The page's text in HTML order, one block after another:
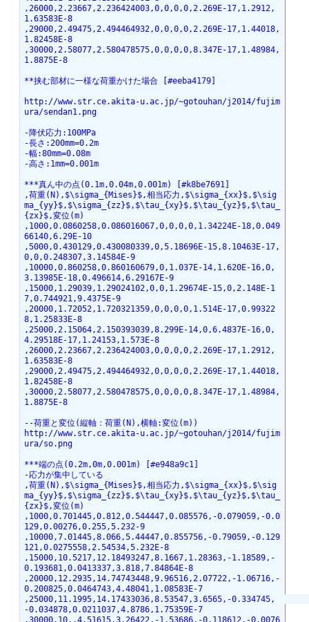
,26000,2.23667,2.236424003,0,0,0,0,2.269E-17,1.2912,
1.63583E-8
,29000,2.49475,2.494464932,0,0,0,0,2.269E-17,1.44018,
1.82458E-8
,30000,2.58077,2.580478575,0,0,0,0,8.347E-17,1.48984,
1.8875E-8
**挟む部材に一様な荷重かけた場合 [#eeba4179]
http://www.str.ce.akita-u.ac.jp/~gotouhan/j2014/fujim
ura/sendan1.png
-降伏応力:100MPa
-長さ:200mm=0.2m
-幅:80mm=0.08m
-高さ:1mm=0.001m
***真ん中の点(0.1m,0.04m,0.001m) [#k8be7691]
,荷重(N),$\sigma_{Mises}$,相当応力,$\sigma_{xx}$,$\sig
ma_{yy}$,$\sigma_{zz}$,$\tau_{xy}$,$\tau_{yz}$,$\tau_
{zx}$,変位(m)
,1000,0.0860258,0.086016067,0,0,0,0,1.34224E-18,0.049
66140,6.29E-10
,5000,0.430129,0.430080339,0,5.18696E-15,8.10463E-17,
0,0,0.248307,3.14584E-9
,10000,0.860258,0.860160679,0,1.037E-14,1.620E-16,0,
3.13985E-18,0.496614,6.29167E-9
,15000,1.29039,1.29024102,0,0,1.29674E-15,0,2.148E-1
7,0.744921,9.4375E-9
,20000,1.72052,1.720321359,0,0,0,0,1.514E-17,0.99322
8,1.25833E-8
,25000,2.15064,2.150393039,8.299E-14,0,6.4837E-16,0,
4.29518E-17,1.24153,1.573E-8
,26000,2.23667,2.236424003,0,0,0,0,2.269E-17,1.2912,
1.63583E-8
,29000,2.49475,2.494464932,0,0,0,0,2.269E-17,1.44018,
1.82458E-8
,30000,2.58077,2.580478575,0,0,0,0,8.347E-17,1.48984,
1.8875E-8
--荷重と変位(縦軸：荷重(N),横軸:変位(m))
http://www.str.ce.akita-u.ac.jp/~gotouhan/j2014/fujim
ura/so.png
***端の点(0.2m,0m,0.001m) [#e948a9c1]
-応力が集中している
,荷重(N),$\sigma_{Mises}$,相当応力,$\sigma_{xx}$,$\sig
ma_{yy}$,$\sigma_{zz}$,$\tau_{xy}$,$\tau_{yz}$,$\tau_
{zx}$,変位(m)
,1000,0.701445,0.812,0.544447,0.085576,-0.079059,-0.0
129,0.00276,0.255,5.232-9
,10000,7.01445,8.066,5.44447,0.855756,-0.79059,-0.129
121,0.0275558,2.54534,5.232E-8
,15000,10.5217,12.18493247,8.1667,1.28363,-1.18589,-
0.193681,0.0413337,3.818,7.84864E-8
,20000,12.2935,14.74743448,9.96516,2.07722,-1.06716,-
0.200825,0.0464743,4.48041,1.08583E-7
,25000,11.1995,14.17433036,8.53547,3.6565,-0.334745,
-0.034878,0.0211037,4.8786,1.75359E-7